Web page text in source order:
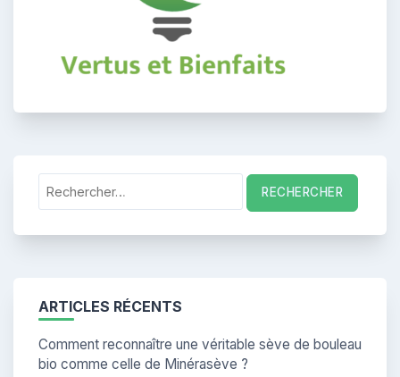
ARTICLES RÉCENTS
Comment reconnaître une véritable sève de bouleau
bio comme celle de Minérasève ?